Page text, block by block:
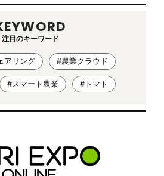
注目のキーワード
アリング #農業クラウド
#スマート農業 #トマト